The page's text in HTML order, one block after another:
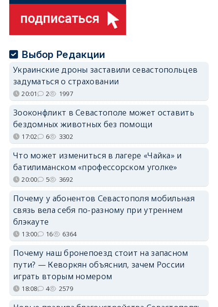
Выбор Редакции
Украинские дроны заставили севастопольцев
задуматься о страховании
20:01 2 1997
Зооконфликт в Севастополе может оставить
бездомных животных без помощи
17:02 6 3302
Что может измениться в лагере «Чайка» и
батилиманском «профессорском уголке»
20:00 5 3692
Почему у абонентов Севастополя мобильная
связь вела себя по-разному при утреннем
блэкауте
13:00 16 6364
Почему наш бронепоезд стоит на запасном
пути? — Кеворкян объяснил, зачем России
играть вторым номером
18:08 4 2579